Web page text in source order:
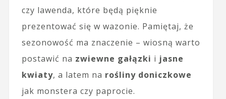
czy lawenda, które będą pięknie
prezentować się w wazonie. Pamiętaj, że
sezonowość ma znaczenie – wiosną warto
postawić na zwiewne gałązki i jasne
kwiaty, a latem na rośliny doniczkowe
jak monstera czy paprocie.